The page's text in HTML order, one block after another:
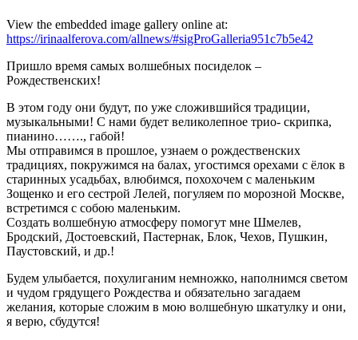
View the embedded image gallery online at:
https://irinaalferova.com/allnews/#sigProGalleria951c7b5e42
Пришло время самых волшебных посиделок –
Рождественских!
В этом году они будут, по уже сложившийся традиции,
музыкальными! С нами будет великолепное трио- скрипка,
пианино……., габой!
Мы отправимся в прошлое, узнаем о рождественских
традициях, покружимся на балах, угостимся орехами с ёлок в
старинных усадьбах, влюбимся, похохочем с маленьким
Зощенко и его сестрой Лелей, погуляем по морозной Москве,
встретимся с собою маленьким.
Создать волшебную атмосферу помогут мне Шмелев,
Бродский, Достоевский, Пастернак, Блок, Чехов, Пушкин,
Паустовский, и др.!
Будем улыбается, похулиганим немножко, наполнимся светом
и чудом грядущего Рождества и обязательно загадаем
желания, которые сложим в мою волшебную шкатулку и они,
я верю, сбудутся!